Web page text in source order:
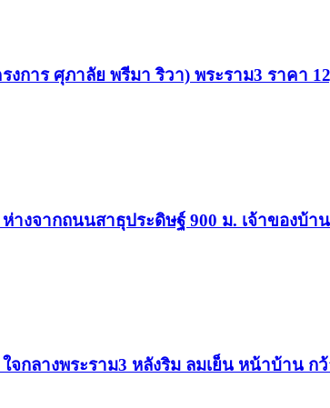
การ ศุภาลัย พรีมา ริวา) พระราม3 ราคา
จากถนนสาธุประดิษฐ์ 900 ม. เจ้าของบ้าน
ลางพระราม3 หลังริม ลมเย็น หน้าบ้าน กว้